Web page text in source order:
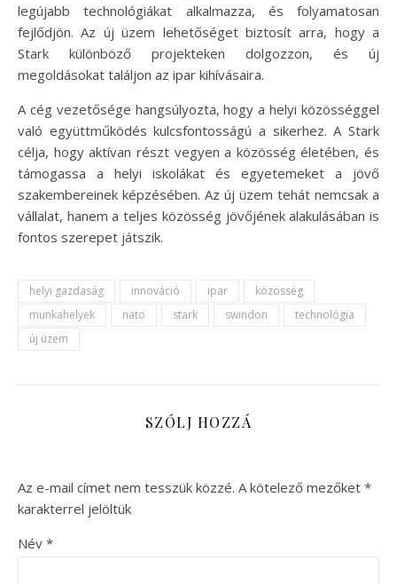
legújabb technológiákat alkalmazza, és folyamatosan
fejlődjön. Az új üzem lehetőséget biztosít arra, hogy a
Stark különböző projekteken dolgozzon, és új
megoldásokat találjon az ipar kihívásaira.
A cég vezetősége hangsúlyozta, hogy a helyi közösséggel
való együttműködés kulcsfontosságú a sikerhez. A Stark
célja, hogy aktívan részt vegyen a közösség életében, és
támogassa a helyi iskolákat és egyetemeket a jövő
szakembereinek képzésében. Az új üzem tehát nemcsak a
vállalat, hanem a teljes közösség jövőjének alakulásában is
fontos szerepet játszik.
helyi gazdaság innováció ipar
közösség
munkahelyek
nato stark swindon
technológia
új üzem
SZÓLJ HOZZÁ
Az e-mail címet nem tesszük közzé. A kötelező mezőket *
karakterrel jelöltük
Név *